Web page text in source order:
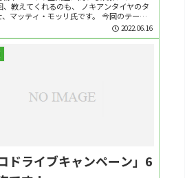
、教えてくれるのも、 ノキアンタイヤのタ
、マッティ・モッリ氏です。 今回のテーマ
気圧高いとセンター部分が早く摩耗しちゃ
ないの？」 というものです。 早速聞い...
2022.06.16
ドライブキャンペーン」6